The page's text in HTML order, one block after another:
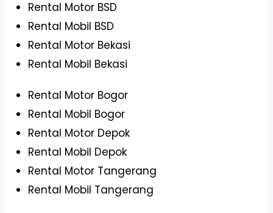
Rental Motor BSD
Rental Mobil BSD
Rental Motor Bekasi
Rental Mobil Bekasi
Rental Motor Bogor
Rental Mobil Bogor
Rental Motor Depok
Rental Mobil Depok
Rental Motor Tangerang
Rental Mobil Tangerang